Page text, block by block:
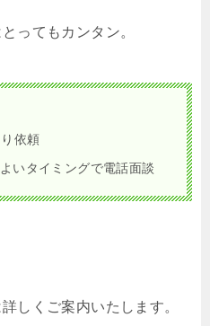
ってもカンタン。
依頼
いタイミングで電話面談
しくご案内いたします。